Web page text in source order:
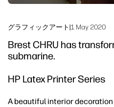
グラフィックアート|1 May 2020
Brest CHRU has
submarine.
HP Latex Printer Series
A beautiful interior